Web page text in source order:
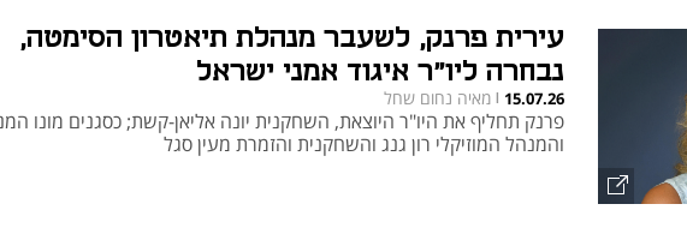
עירית פרנק, לשעבר מנהלת תיאטרון הסימטה,
נבחרה ליו"ר איגוד אמני ישראל
15.07.26
| מאיה נחום שחל
פרנק תחליף את היו"ר היוצאת, השחקנית יונה אליאן-קשת; כסגנים מונו
והמנהל המוזיקלי רון גנג והשחקנית והזמרת מעין סגל